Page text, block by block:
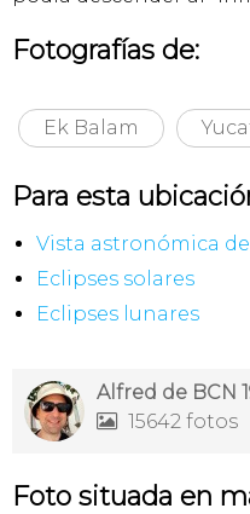
Fotografías de:
Ek Balam
Para esta
Vista astronómica
Eclipses solares
Eclipses lunares
Alfred de BCN
 15642 fotos
Foto situada en